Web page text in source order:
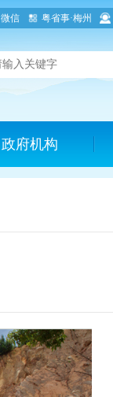
微信 粤省事·梅州
政府机构